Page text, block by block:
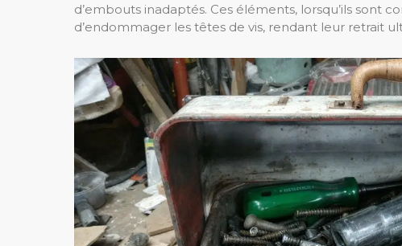
d’embouts inadaptés. Ces éléments, lorsqu’ils sont
d’endommager les têtes de vis, rendant leur retrait